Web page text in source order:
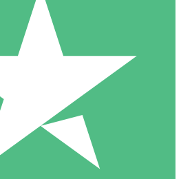
Individuales
de descarga. Sin compromiso
10 00